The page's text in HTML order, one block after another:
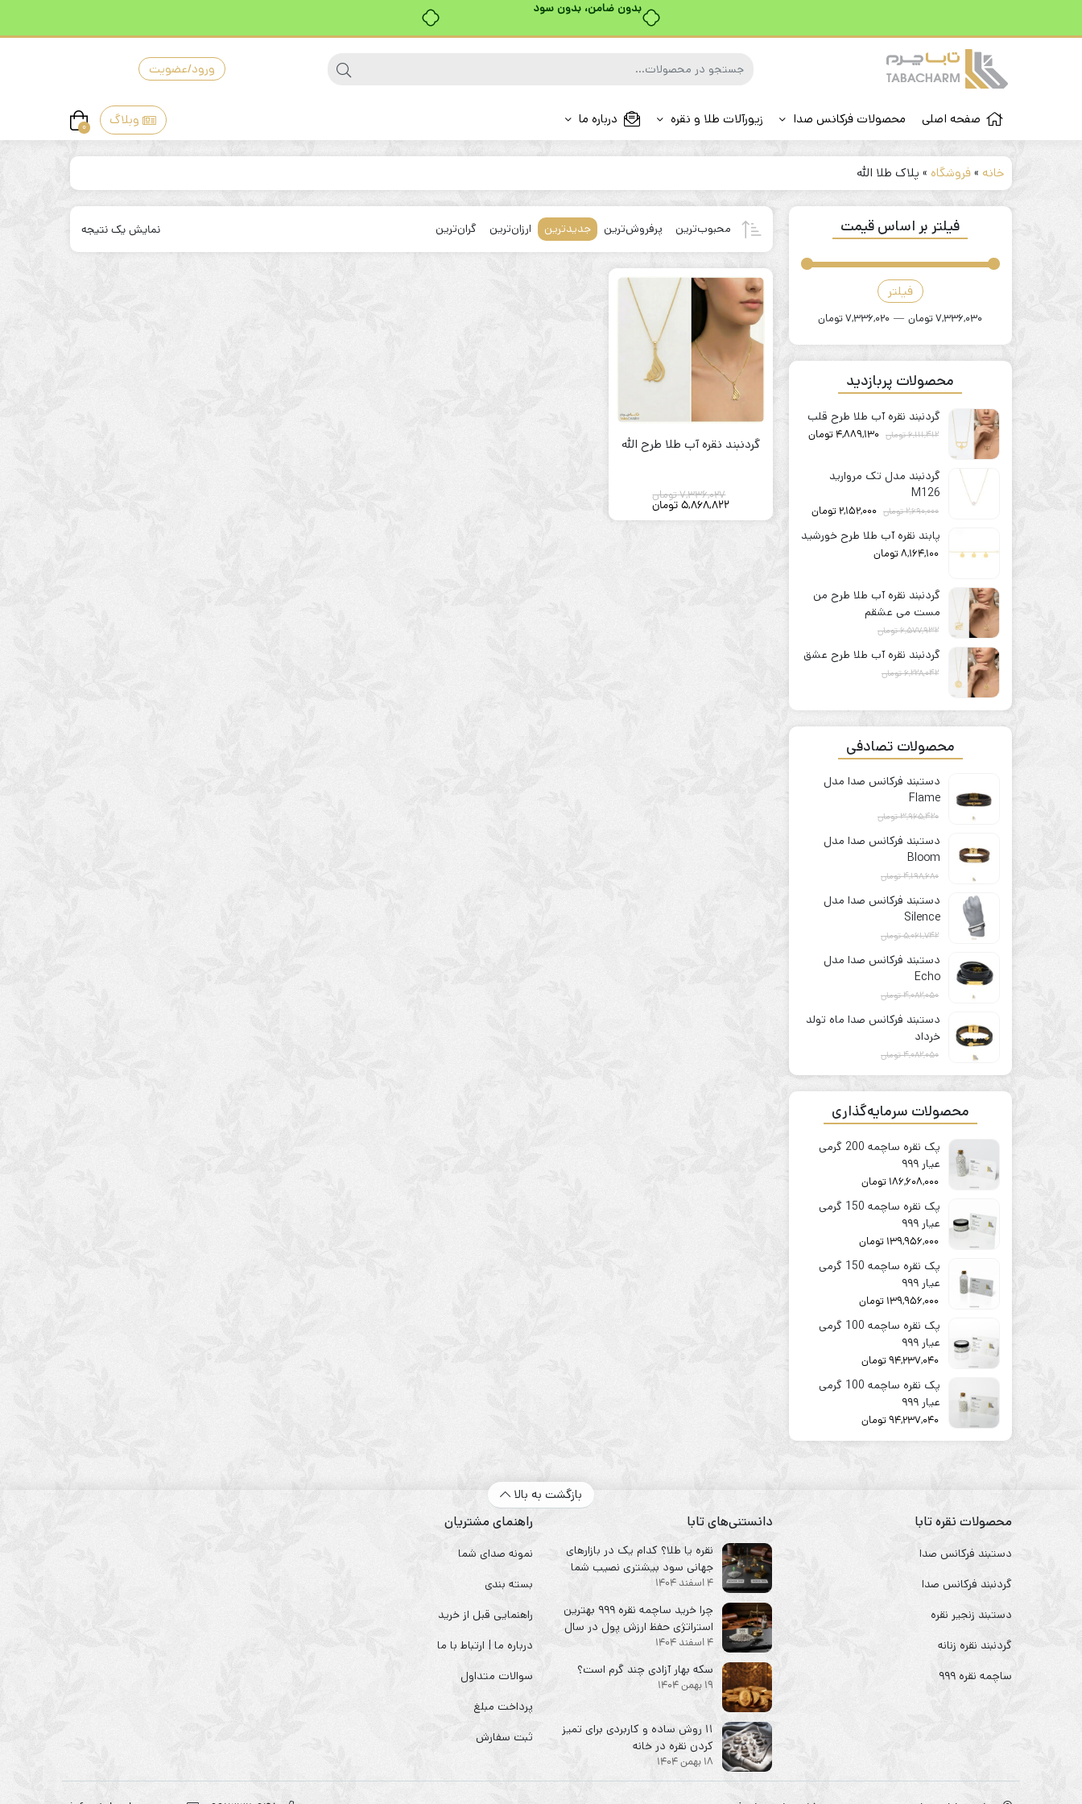
بدون ضامن، بدون سود
ورود/عضویت
صفحه اصلی محصولات فرکانس صدا زیورآلات طلا و نقره درباره ما وبلاگ 0
خانه »فروشگاه » پلاک طلا الله
محبوب‌ترین پرفروش‌ترین جدیدترین ارزان‌ترین گران‌ترین نمایش یک نتیجه
گردنبند نقره آب طلا طرح الله
7,336,027تومان
5,868,822تومان
فیلتر بر اساس قیمت
کمتر
بیشتر
فیلتر
7,336,020 تومان — 7,336,030 تومان
محصولات پربازدید
گردنبند نقره آب طلا طرح قلب
6,111,412تومان 4,889,130 تومان
گردنبند مدل تک مروارید
M126
2,690,000تومان 2,152,000 تومان
پابند نقره آب طلا طرح خورشید
8,164,100تومان
گردنبند نقره آب طلا طرح من
مست می عشقم
6,577,932تومان
5,262,346 تومان
گردنبند نقره آب طلا طرح عشق
6,228,042تومان
محصولات تصادفی
دستبند فرکانس صدا مدل
Flame
3,965,420تومان
3,172,336تومان
دستبند فرکانس صدا مدل
Bloom
4,198,680تومان
3,358,944 تومان
دستبند فرکانس صدا مدل
Silence
5,061,742تومان
4,049,394تومان
دستبند فرکانس صدا مدل
Echo
4,082,050تومان
3,265,640تومان
دستبند فرکانس صدا ماه تولد
خرداد
4,082,050تومان
3,265,640تومان
محصولات سرمایه‌گذاری
پک نقره ساچمه 200 گرمی
عیار ۹۹۹
186,608,000 تومان
پک نقره ساچمه 150 گرمی
عیار ۹۹۹
139,956,000 تومان
پک نقره ساچمه 150 گرمی
عیار ۹۹۹
139,956,000 تومان
پک نقره ساچمه 100 گرمی
عیار ۹۹۹
94,237,040تومان
پک نقره ساچمه 100 گرمی
عیار ۹۹۹
94,237,040تومان
بازگشت به بالا
محصولات نقره تابا
دستبند فرکانس صدا
گردنبند فرکانس صدا
دستبند زنجیر نقره
گردنبند نقره زنانه
ساچمه نقره ۹۹۹
دانستنی‌های تابا
نقره یا طلا؟ کدام یک در بازارهای
جهانی سود بیشتری نصیب شما
می‌کند؟
4 اسفند 1404
چرا خرید ساچمه نقره ۹۹۹ بهترین
استراتژی حفظ ارزش پول در سال
۱۴۰۴ است؟
4 اسفند 1404
سکه‌ بهار آزادی چند گرم است؟
19 بهمن 1404
۱۱ روش ساده و کاربردی برای تمیز
کردن نقره در خانه
18 بهمن 1404
راهنمای مشتریان
نمونه صدای شما
بسته بندی
راهنمایی قبل از خرید
درباره ما | ارتباط با ما
سوالات متداول
پرداخت مبلغ
ثبت سفارش